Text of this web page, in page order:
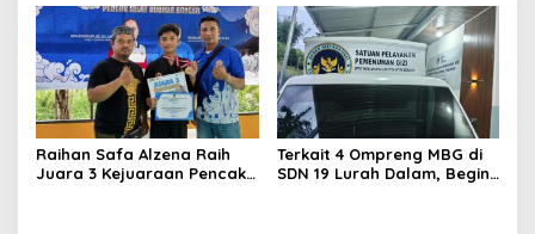
Raihan Safa Alzena Raih
Juara 3 Kejuaraan Pencak
Terkait 4 Ompreng MBG di
SDN 19 Lurah Dalam, Begini